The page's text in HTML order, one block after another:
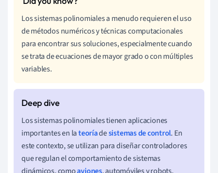
Los sistemas polinomiales a menudo requieren el uso
de métodos numéricos y técnicas computacionales
para encontrar sus soluciones, especialmente cuando
se trata de ecuaciones de mayor grado o con múltiples
variables.
Los sistemas polinomiales tienen aplicaciones
importantes en lateoríadesistemas de control. En
este contexto, se utilizan para diseñar controladores
que regulan el comportamiento de sistemas
dinámicos, comoaviones, automóviles y robots.